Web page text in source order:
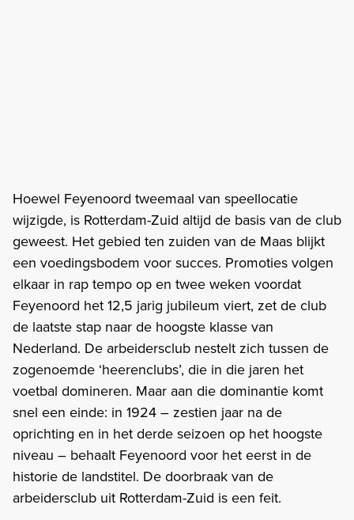
Hoewel Feyenoord tweemaal van speellocatie
wijzigde, is Rotterdam-Zuid altijd de basis van de club
geweest. Het gebied ten zuiden van de Maas blijkt
een voedingsbodem voor succes. Promoties volgen
elkaar in rap tempo op en twee weken voordat
Feyenoord het 12,5 jarig jubileum viert, zet de club
de laatste stap naar de hoogste klasse van
Nederland. De arbeidersclub nestelt zich tussen de
zogenoemde ‘heerenclubs’, die in die jaren het
voetbal domineren. Maar aan die dominantie komt
snel een einde: in 1924 – zestien jaar na de
oprichting en in het derde seizoen op het hoogste
niveau – behaalt Feyenoord voor het eerst in de
historie de landstitel. De doorbraak van de
arbeidersclub uit Rotterdam-Zuid is een feit.